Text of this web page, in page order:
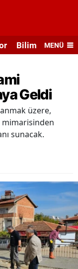
Bilim veMENÜ
Geldi
üzere,
mimarisinden
sunacak.